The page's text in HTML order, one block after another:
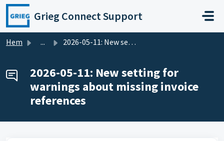
Hoppa över till huvudinnehåll
Grieg Connect Support
Hem ... 2026-05-11: New setting for warnings about missing invoic...
2026-05-11: New setting for
warnings about missing invoice
references